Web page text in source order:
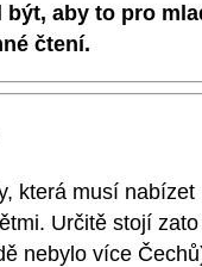
aby to pro
čtení.
která musí
Určitě stojí
nebylo více